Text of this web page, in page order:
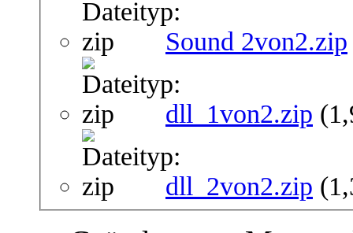
Sound 2von2.zip
dll_1von2.zip
dll_2von2.zip